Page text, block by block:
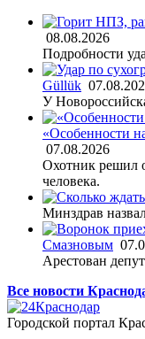
08.08.2026
Подробности
Güllük
У
«Особенности
07.08.2026
Охотник решил
человека.
Минздрав
Смазновым
Арестован
Все новости
Городской портал